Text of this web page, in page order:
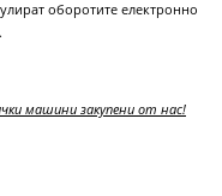
оборотите електронно
машини закупени от нас!